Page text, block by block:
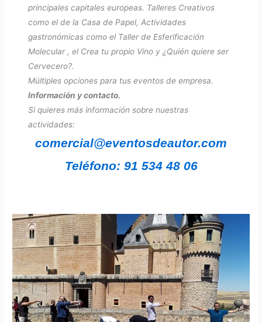
principales capitales europeas. Talleres Creativos
como el de la Casa de Papel, Actividades
gastronómicas como el Taller de Esferificación
Molecular , el Crea tu propio Vino y ¿Quién quiere ser
Cervecero?.
Múltiples opciones para tus eventos de empresa.
Información y contacto.
Si quieres más información sobre nuestras
actividades:
comercial@eventosdeautor.com
Teléfono: 91 534 48 06